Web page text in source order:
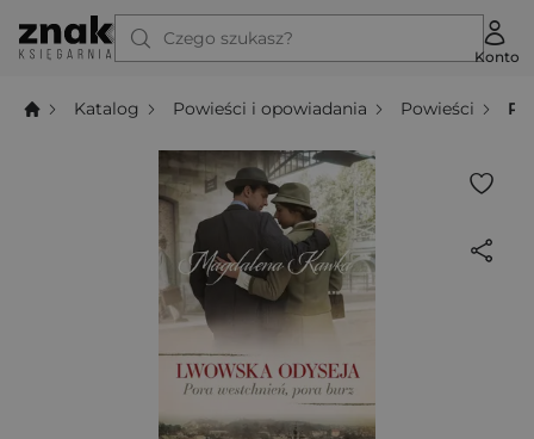
Czego szukasz?
Konto
Katalog Powieści i opowiadania Powieści